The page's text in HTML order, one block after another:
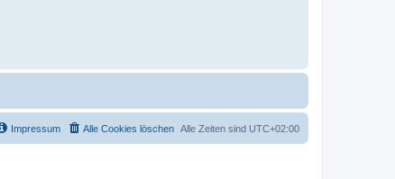
Alle Zeiten sind UTC+02:00
Alle Cookies löschen
Impressum